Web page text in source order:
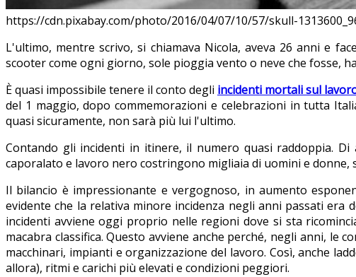
https://cdn.pixabay.com/photo/2016/04/07/10/57/skull-
L'ultimo, mentre scrivo, si chiamava Nicola, aveva 26 anni e
scooter come ogni giorno, sole pioggia vento o neve che fosse,
È quasi impossibile tenere il conto degli incidenti mortali sul
del 1 maggio, dopo commemorazioni e celebrazioni in tutta
quasi sicuramente, non sarà più lui l'ultimo.
Contando gli incidenti in itinere, il numero quasi raddoppia.
caporalato e lavoro nero costringono migliaia di uomini e
Il bilancio è impressionante e vergognoso, in aumento
evidente che la relativa minore incidenza negli anni passati
incidenti avviene oggi proprio nelle regioni dove si sta
macabra classifica. Questo avviene anche perché, negli anni,
macchinari, impianti e organizzazione del lavoro. Così, anche
allora), ritmi e carichi più elevati e condizioni peggiori.